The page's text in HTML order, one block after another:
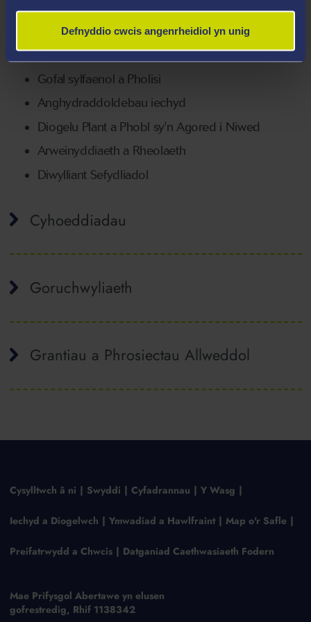
Defnyddio cwcis angenrheidiol yn unig
Meysydd Arbenigedd
Iechyd a Pholisi Cyhoeddus
Gofal sylfaenol a Pholisi
Anghydraddoldebau iechyd
Diogelu Plant a Phobl sy'n Agored i Niwed
Arweinyddiaeth a Rheolaeth
Diwylliant Sefydliadol
Cyhoeddiadau
Goruchwyliaeth
Grantiau a Phrosiectau Allweddol
Cysylltwch â ni Swyddi Cyfadrannau Y Wasg
Iechyd a Diogelwch Ymwadiad a Hawlfraint Map o'r Safle
Preifatrwydd a Chwcis Datganiad Caethwasiaeth Fodern
Mae Prifysgol Abertawe yn elusen
gofrestredig, Rhif 1138342